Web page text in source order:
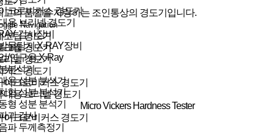
크로비커스 경도기
용 브리넬 경도기
검사장비
물탐지 X-RAY장비
/연구용 X-Ray
분석기
용 성분 분석기
형 성분 분석기
형 성분 분석기
괴 검사
파 두께측정기
고의 품질을 자랑하는 조인통상의 경도기입니다.
Navigation
코팁 경도기
크웰 경도기
리넬 경도기
커스 경도기
이크로비커스 경도기
대용 브리넬 경도기
Micro Vickers Hardness Tester
이크로비커스 경도기